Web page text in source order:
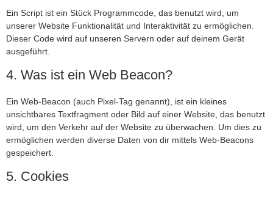
Ein Script ist ein Stück Programmcode, das benutzt wird, um
unserer Website Funktionalität und Interaktivität zu ermöglichen.
Dieser Code wird auf unseren Servern oder auf deinem Gerät
ausgeführt.
4. Was ist ein Web Beacon?
Ein Web-Beacon (auch Pixel-Tag genannt), ist ein kleines
unsichtbares Textfragment oder Bild auf einer Website, das benutzt
wird, um den Verkehr auf der Website zu überwachen. Um dies zu
ermöglichen werden diverse Daten von dir mittels Web-Beacons
gespeichert.
5. Cookies